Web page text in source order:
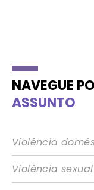
NAVEGUE
ASSUNTO
Violência
Violência sexual